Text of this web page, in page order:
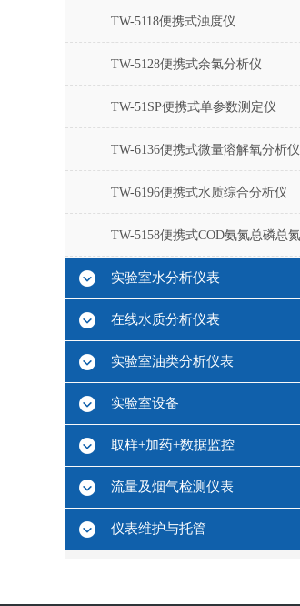
TW-5118便携式浊度仪
TW-5128便携式余氯分析仪
TW-51SP便携式单参数测定仪
TW-6136便携式微量溶解氧分析仪
TW-6196便携式水质综合分析仪
实验室水分析仪表
在线水质分析仪表
实验室油类分析仪表
实验室设备
取样+加药+数据监控
流量及烟气检测仪表
仪表维护与托管